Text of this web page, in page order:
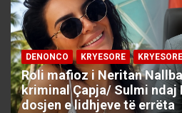
DENONCO KRYESORE KRYESORE
Roli mafioz i Neritan
kriminal Çapja/ Sulmi ndaj
dosjen e lidhjeve të errëta